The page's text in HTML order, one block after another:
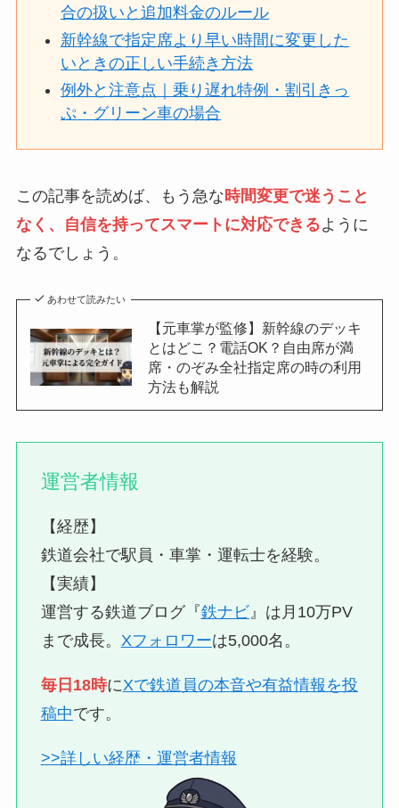
合の扱いと追加料金のルール
新幹線で指定席より早い時間に変更した
いときの正しい手続き方法
例外と注意点｜乗り遅れ特例・割引きっ
ぷ・グリーン車の場合
この記事を読めば、もう急な 時間変更で迷うこと
なく、自信を持ってスマートに対応できるように
なるでしょう。
あわせて読みたい
【元車掌が監修】新幹線のデッキ
とはどこ？電話OK？自由席が満
席・のぞみ全社指定席の時の利用
方法も解説
運営者情報
【経歴】
鉄道会社で駅員・車掌・運転士を経験。
【実績】
運営する鉄道ブログ『鉄ナビ』は月10万PV
まで成長。 Xフォロワーは5,000名。
毎日18時にXで鉄道員の本音や有益情報を投
稿中です。
>>詳しい経歴・運営者情報